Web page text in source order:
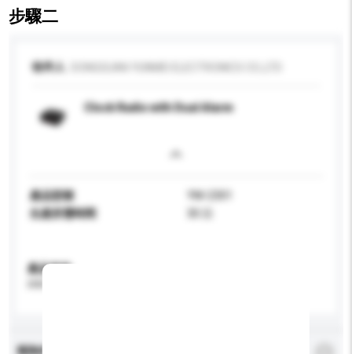
步驟二
收件人
Clock Radio with Dual Alarm
產品型號
YM-2301
生產所需時間
30 日
產品規格
查詢內容